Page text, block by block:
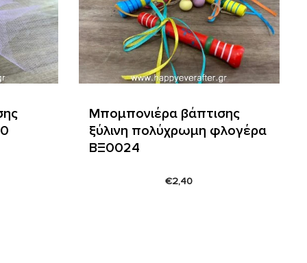
Μπομπονιέρα βάπτισης
ξύλινη πολύχρωμη φλογέρα
ΒΞ0024
€2,40